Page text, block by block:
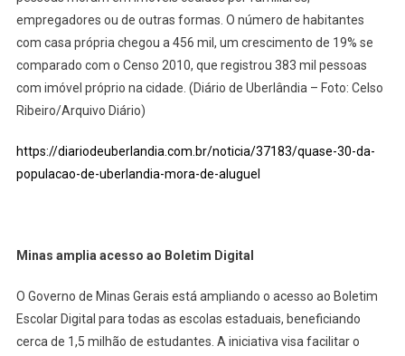
empregadores ou de outras formas. O número de habitantes
com casa própria chegou a 456 mil, um crescimento de 19% se
comparado com o Censo 2010, que registrou 383 mil pessoas
com imóvel próprio na cidade. (Diário de Uberlândia – Foto: Celso
Ribeiro/Arquivo Diário)
https://diariodeuberlandia.com.br/noticia/37183/quase-30-da-
populacao-de-uberlandia-mora-de-aluguel
Minas amplia acesso ao Boletim Digital
O Governo de Minas Gerais está ampliando o acesso ao Boletim
Escolar Digital para todas as escolas estaduais, beneficiando
cerca de 1,5 milhão de estudantes. A iniciativa visa facilitar o